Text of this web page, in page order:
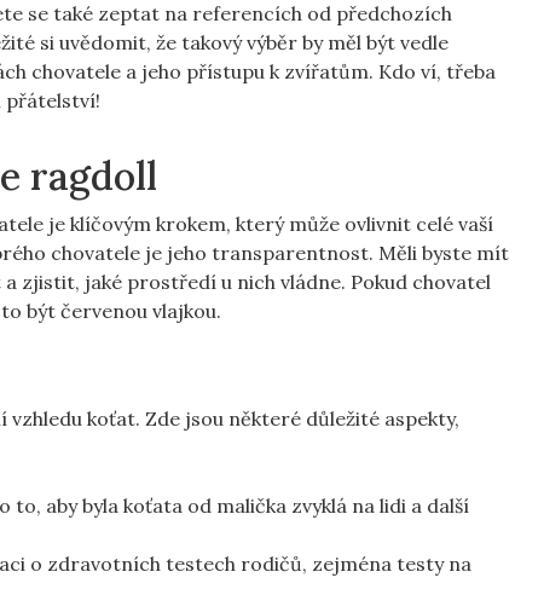
se také zeptat​ na referencích od předchozích
si uvědomit, že takový výběr by měl být vedle
chovatele a jeho přístupu k zvířatům. Kdo ví, třeba
přátelství!
ragdoll
je ‌klíčovým krokem, ⁤který může ovlivnit celé vaší
chovatele je jeho transparentnost. Měli ⁣byste mít
zjistit, ⁤jaké ‍prostředí u​ nich vládne. Pokud chovatel
‌být červenou vlajkou.
⁣koťat.⁢ Zde jsou některé důležité aspekty,
to, aby byla koťata od‍ malička zvyklá ⁤na ⁤lidi a další
‌o zdravotních ⁤testech rodičů,⁣ zejména testy ‍na